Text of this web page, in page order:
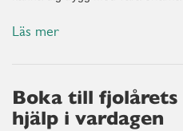
Läs mer
Boka till
hjälp i vardagen